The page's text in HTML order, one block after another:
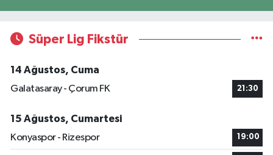
Süper Lig Fikstür
14 Ağustos, Cuma
Galatasaray - Çorum FK
21:30
15 Ağustos, Cumartesi
Konyaspor - Rizespor
19:00